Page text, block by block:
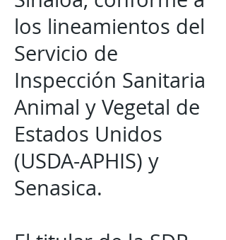
los lineamientos del
Servicio de
Inspección Sanitaria
Animal y Vegetal de
Estados Unidos
(USDA-APHIS) y
Senasica.